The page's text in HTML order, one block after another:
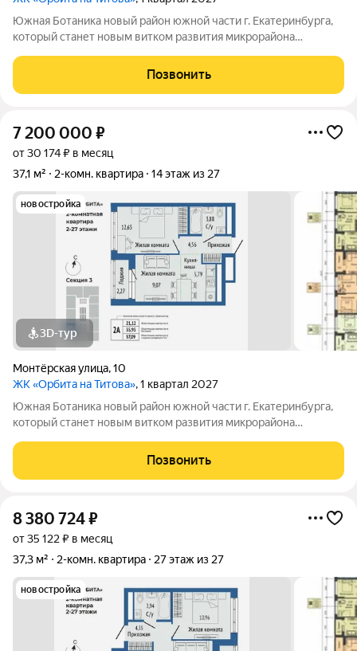
Южная Ботаника новый район южной части г. Екатеринбурга,
который станет новым витком развития микрорайона
фонтаном, центральная площадь с арт-объектом «Водное
зеркало», более 1000 растений на
Позвонить
7 200 000 ₽
от 30 174 ₽ в месяц
37,1 м²
2-комн. квартира 14 этаж из 27
новостройка
3D-тур
Монтёрская улица,10
ЖК «Орбита на Титова», 1 квартал 2027
Южная Ботаника новый район южной части г. Екатеринбурга,
который станет новым витком развития микрорайона
фонтаном, центральная площадь с арт-объектом «Водное
зеркало», более 1000 растений на
Позвонить
8 380 724₽
от 35 122 ₽ в месяц
37,3 м²
2-комн. квартира 27 этаж из 27
новостройка